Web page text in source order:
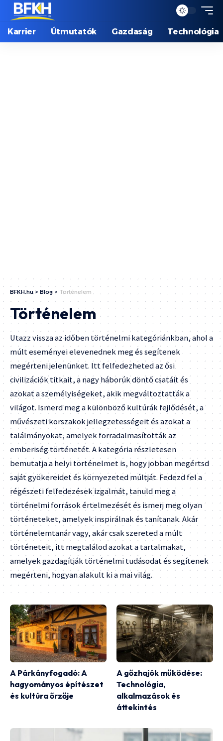
Karrier Útmutatók Gazdaság Technológia
BFKH.hu> Blog > Történelem
Történelem
Utazz vissza az időben történelmi kategóriánkban, ahol a
múlt eseményei elevenednek meg és segítenek
megérteni jelenünket. Itt felfedezheted az ősi
civilizációk titkait, a nagy háborúk döntő csatáit és
azokat a személyiségeket, akik megváltoztatták a
világot. Ismerd meg a különböző kultúrák fejlődését, a
művészeti korszakok jellegzetességeit és azokat a
találmányokat, amelyek forradalmasították az
emberiség történetét. A kategória részletesen
bemutatja a helyi történelmet is, hogy jobban megértsd
saját gyökereidet és környezeted múltját. Fedezd fel a
régészeti felfedezések izgalmát, tanuld meg a
történelmi források értelmezését és ismerj meg olyan
történeteket, amelyek inspirálnak és tanítanak. Akár
történelemtanár vagy, akár csak szereted a múlt
történeteit, itt megtalálod azokat a tartalmakat,
amelyek gazdagítják történelmi tudásodat és segítenek
megérteni, hogyan alakult ki a mai világ.
A Párkányfogadó: A
hagyományos építészet
és kultúra őrzője
A gőzhajók működése:
Technológia,
alkalmazások és
áttekintés